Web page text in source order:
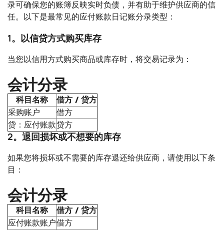
录可确保您的账簿反映实时负债，并有助于维护供应商的信
任。以下是最常见的应付账款日记账分录类型：
1。以信贷方式购买库存
当您以信用方式购买商品或库存时，将交易记录为：
会计分录
科目名称
借方 / 贷方
采购账户
借方
贷：应付账款贷方
2。退回损坏或不想要的库存
如果您将损坏或不需要的库存退还给供应商，请使用以下条
目：
会计分录
科目名称
借方 / 贷方
应付账款账户借方